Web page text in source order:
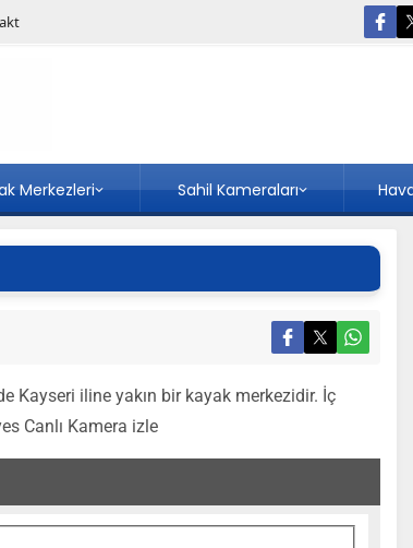
Merkezleri Sahil Kameraları
Kayseri iline yakın bir kayak merkezidir. İç
Canlı Kamera izle